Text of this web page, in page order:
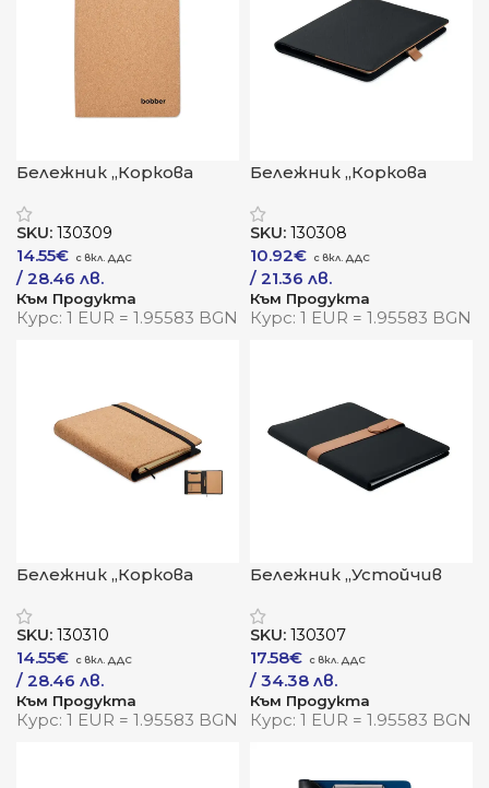
Бележник „Коркова
SKU: 130309
14.55€
/ 28.46 лв.
Към Продукта
Курс: 1 EUR = 1.95583 BGN
Бележник „Коркова
SKU: 130308
10.92€
/ 21.36 лв.
Към Продукта
Курс: 1 EUR = 1.95583 BGN
Бележник „Коркова
SKU: 130310
14.55€
/ 28.46 лв.
Към Продукта
Курс: 1 EUR = 1.95583 BGN
Бележник „Устойчив
SKU: 130307
17.58€
/ 34.38 лв.
Към Продукта
Курс: 1 EUR = 1.95583 BGN